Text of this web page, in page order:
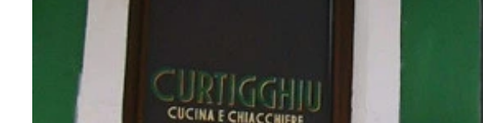
イタリア・シチリア島で見つけた馬肉のピスタチオバーガー。健康・
コストコのマニア絶賛商品！ カークランドのピスタチオ
粗刻みのピスタチオに覆われた馬肉のハンバーガーパティ
イタリア・シチリア島のカターニアで発見した馬肉ピスタチオバーガー
馬肉ピスタチオバーガーの中身
赤身率100％の馬の挽肉
東京・恵比寿の馬肉専門店「Horse Meat Market BAKUROU」。29日の
1．ピスタチオの殻を剥き、なるべく薄皮を取り除いたら、ジップロッ
2．馬肉（挽肉）をあまり練らずに成形し、塩胡椒をしたら、全体にピ
3．フライパンで片面中火で3分焼き、ひっくり返して蓋をして弱火で7分
4．バンズはトーストしてバターを塗るか、フライパンにバターを溶か
5．バンズにパティを挟んでできあがり！
追いピスタチオで盛り盛りにしてみました！
シンプルに素材の味を楽しんだら、お好みでソース、野菜、チーズな
18世紀のバロック建築が並ぶカターニアの街中